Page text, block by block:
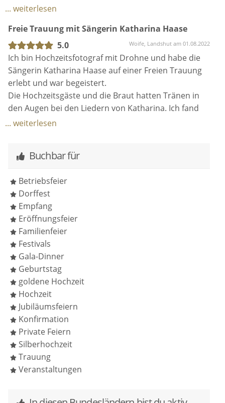
Erinnerung gemacht.
... weiterlesen
Freie Trauung mit Sängerin Katharina Haase
5.0
Woife, Landshut am 01.08.2022
Ich bin Hochzeitsfotograf mit Drohne und habe die
Sängerin Katharina Haase auf einer Freien Trauung
erlebt und war begeistert.
Die Hochzeitsgäste und die Braut hatten Tränen in
den Augen bei den Liedern von Katharina. Ich fand
ihre selbst komponierten Songs "Ich wünsch Dir"
bemerkenswert. Samtig, klar und auch mal kratzig.
kranke Sängerin eingesprungen und man merkt,
dass sie seit Jahren als Sängerin arbeitet. Sie weiß
was sie tut und man hört ihr so gerne zu.
... weiterlesen
Buchbar für
Betriebsfeier
Dorffest
Empfang
Eröffnungsfeier
Familienfeier
Festivals
Gala-Dinner
Geburtstag
goldene Hochzeit
Hochzeit
Jubiläumsfeiern
Konfirmation
Private Feiern
Silberhochzeit
Trauung
Veranstaltungen